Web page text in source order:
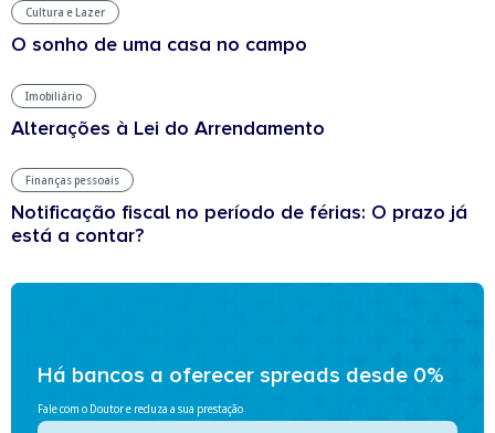
Cultura e Lazer
O sonho de uma casa no campo
Imobiliário
Alterações à Lei do Arrendamento
Finanças pessoais
Notificação fiscal no período de férias: O prazo já
está a contar?
Há bancos a oferecer spreads desde 0%
Fale com o Doutor e reduza a sua prestação